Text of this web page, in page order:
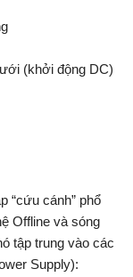
(khởi động DC)
“cứu cánh” phổ
Offline và sóng
tập trung vào các
Supply):